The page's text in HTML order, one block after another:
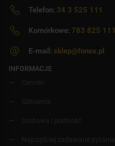
Telefon: 34 3 525 111
Komórkowe: 783 825 111
E-mail: sklep@fonex.pl
INFORMACJE